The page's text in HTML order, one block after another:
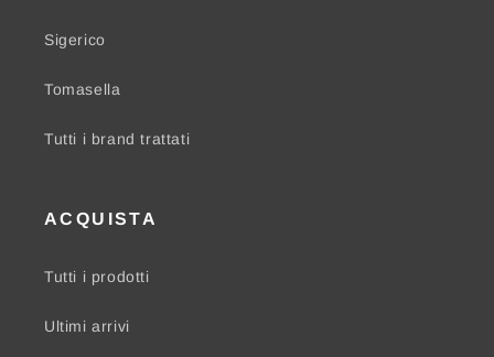
Sigerico
Tomasella
Tutti i brand trattati
ACQUISTA
Tutti i prodotti
Ultimi arrivi